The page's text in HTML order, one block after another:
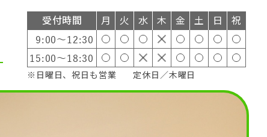
受付時間 月 火 水 木 金 土 日 祝
9:00～12:30
15:00～18:30
※日曜日、祝日も営業 定休日／木曜日